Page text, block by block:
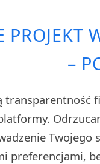
PROJEKT
–
transparentność
preferencjami,